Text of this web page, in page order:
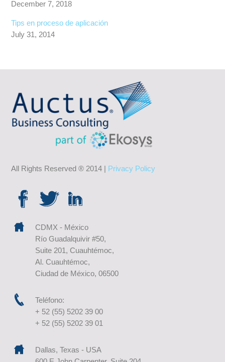
December 7, 2018
Tips en proceso de aplicación
July 31, 2014
All Rights Reserved ® 2014 | Privacy Policy
CDMX - México
Río Guadalquivir #50,
Suite 201, Cuauhtémoc,
Al. Cuauhtémoc,
Ciudad de México, 06500
Teléfono:
+ 52 (55) 5202 39 00
+ 52 (55) 5202 39 01
Dallas, Texas - USA